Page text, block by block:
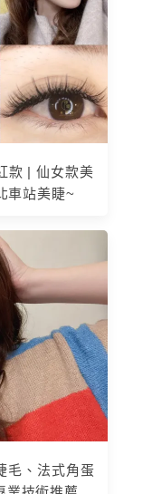
款 | 仙女款美
車站美睫~
毛、法式角蛋